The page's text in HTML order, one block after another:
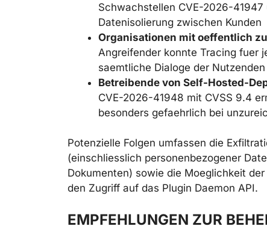
Schwachstellen CVE-2026-
Datenisolierung zwischen Kunden
Organisationen mit oeffentlich
Angreifender konnte Tracing fuer
saemtliche Dialoge der
Betreibende von Self-Hosted-
CVE-2026-41948 mit CVSS 9.4
besonders gefaehrlich bei
Potenzielle Folgen umfassen die
(einschliesslich personenbezogener
Dokumenten) sowie die Moeglichkeit
den Zugriff auf das Plugin Daemon API.
EMPFEHLUNGEN ZUR